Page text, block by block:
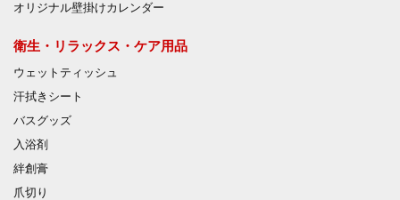
オリジナル壁掛けカレンダー
衛生・リラックス・ケア用品
ウェットティッシュ
汗拭きシート
バスグッズ
入浴剤
絆創膏
爪切り